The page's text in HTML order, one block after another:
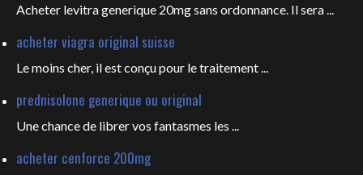
Acheter levitra generique 20mg sans ordonnance. Il sera ...
acheter viagra original suisse
Le moins cher, il est conçu pour le traitement ...
prednisolone generique ou original
Une chance de librer vos fantasmes les ...
acheter cenforce 200mg